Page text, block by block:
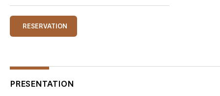
RESERVATION
PRESENTATION